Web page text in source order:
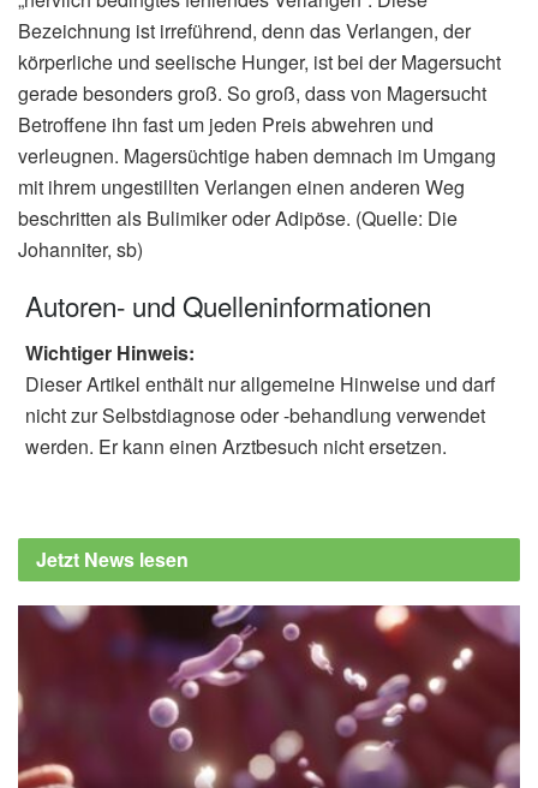
Bezeichnung ist irreführend, denn das Verlangen, der
körperliche und seelische Hunger, ist bei der Magersucht
gerade besonders groß. So groß, dass von Magersucht
Betroffene ihn fast um jeden Preis abwehren und
verleugnen. Magersüchtige haben demnach im Umgang
mit ihrem ungestillten Verlangen einen anderen Weg
beschritten als Bulimiker oder Adipöse. (Quelle: Die
Johanniter, sb)
Autoren- und Quelleninformationen
Wichtiger Hinweis:
Dieser Artikel enthält nur allgemeine Hinweise und darf
nicht zur Selbstdiagnose oder -behandlung verwendet
werden. Er kann einen Arztbesuch nicht ersetzen.
Jetzt News lesen